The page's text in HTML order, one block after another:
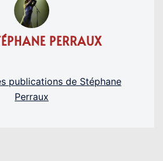
PERRAUX
publications de Stéphane
Perraux